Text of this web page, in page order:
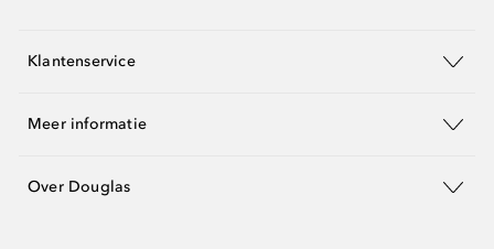
Klantenservice
Meer informatie
Over Douglas